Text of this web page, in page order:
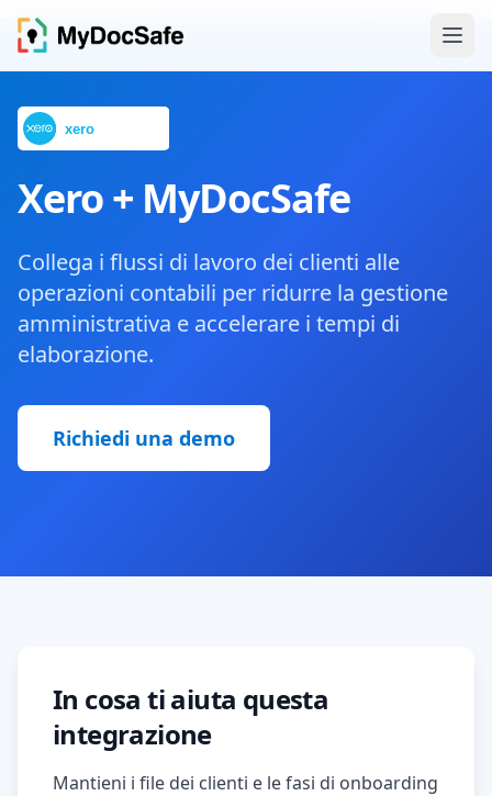
Xero + MyDocSafe
Collega i flussi di lavoro dei clienti alle
operazioni contabili per ridurre la gestione
amministrativa e accelerare i tempi di
elaborazione.
Richiedi una demo
In cosa ti aiuta questa
integrazione
Mantieni i file dei clienti e le fasi di onboarding